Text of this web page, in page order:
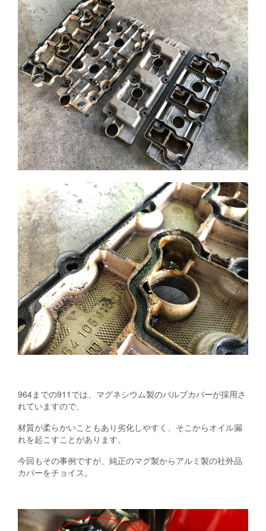
964までの911では、マグネシウム製のバルブカバーが採用さ
れていますので、
材質が柔らかいこともあり劣化しやすく、そこからオイル漏
れを起こすことがあります。
今回もその事例ですが、純正のマグ製からアルミ製の社外品
カバーをチョイス。